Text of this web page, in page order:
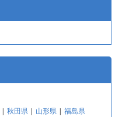
| 秋田県 | 山形県 | 福島県